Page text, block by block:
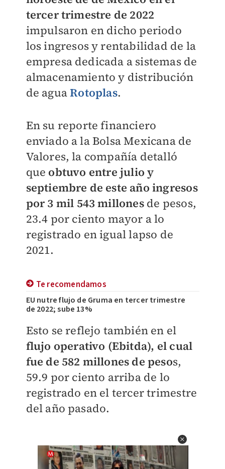
tercer trimestre de 2022
impulsaron en dicho periodo
los ingresos y rentabilidad de la
empresa dedicada a sistemas de
almacenamiento y distribución
de aguaRotoplas.
En su reporte financiero
enviado a la Bolsa Mexicana de
Valores, la compañía detalló
que obtuvo entre julio y
septiembre de este año ingresos
por 3 mil 543 millones de pesos,
23.4 por ciento mayor a lo
registrado en igual lapso de
2021.
Te recomendamos
EU nutre flujo de Gruma en tercer trimestre
de 2022; sube 13%
Esto se reflejo también en el
flujo operativo (Ebitda), el cual
fue de 582 millones de pesos,
59.9 por ciento arriba de lo
registrado en el tercer trimestre
del año pasado.